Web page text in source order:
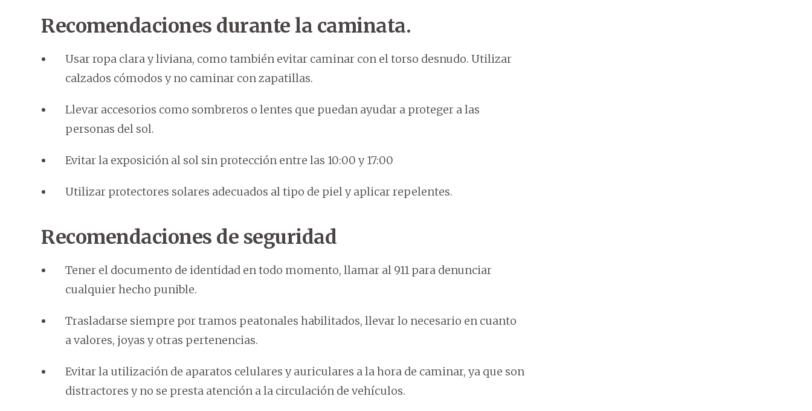
Recomendaciones durante la caminata.
Usar ropa clara y liviana, como también evitar caminar con el torso desnudo. Utilizar
calzados cómodos y no caminar con zapatillas.
Llevar accesorios como sombreros o lentes que puedan ayudar a proteger a las
personas del sol.
Evitar la exposición al sol sin protección entre las 10:00 y 17:00
Utilizar protectores solares adecuados al tipo de piel y aplicar repelentes.
Recomendaciones de seguridad
Tener el documento de identidad en todo momento, llamar al 911 para denunciar
cualquier hecho punible.
Trasladarse siempre por tramos peatonales habilitados, llevar lo necesario en cuanto
a valores, joyas y otras pertenencias.
Evitar la utilización de aparatos celulares y auriculares a la hora de caminar, ya que son
distractores y no se presta atención a la circulación de vehículos.